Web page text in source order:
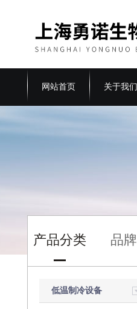
网站首页 关于我们
产品分类 品牌
低温制冷设备